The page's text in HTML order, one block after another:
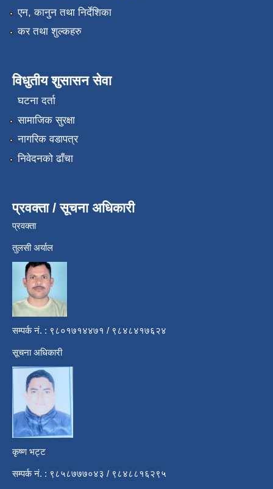
एन, कानुन तथा निर्देशिका
कर तथा शुल्कहरु
विधुतीय शुसासन सेवा
घटना दर्ता
सामाजिक सुरक्षा
नागरिक वडापत्र
निवेदनको ढाँचा
प्रवक्ता / सूचना अधिकारी
प्रवक्ता
तुलसी अर्याल
सम्पर्क नं. : ९८०१७१४४७१ / ९८४८४१७६२४
सूचना अधिकारी
कृष्ण भट्ट
सम्पर्क नं. : ९८५८७७७०४३ / ९८४८८१६२९५